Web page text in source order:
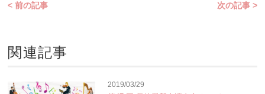
< 前の記事 次の記事 >
関連記事
2019/03/29